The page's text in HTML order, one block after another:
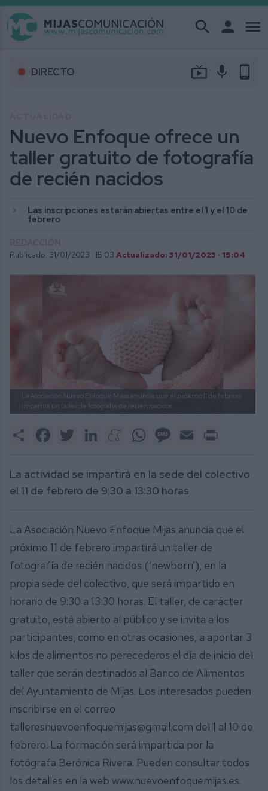
search person menu
DIRECTO live_tv mic phone_android
Nuevo Enfoque ofrece un
taller gratuito de fotografía
de recién nacidos
Las inscripciones estarán abiertas entre el 1 y el 10 de
febrero
Publicado: 31/01/2023 · 15:03 Actualizado: 31/01/2023 · 15:04
La Asociación Nuevo Enfoque Mijas anuncia que el próximo 11 de febrero
impartirá un taller de fotografía de recién nacidos.
Share FacebookTwitter LinkedInMeneameWhatsAppMessage
Email
La actividad se impartirá en la sede del colectivo
el 11 de febrero de 9:30 a 13:30 horas
La Asociación Nuevo Enfoque Mijas anuncia que el
próximo 11 de febrero impartirá un taller de
fotografía de recién nacidos (‘newborn’), en la
propia sede del colectivo, que será impartido en
horario de 9:30 a 13:30 horas. El taller, de carácter
gratuito, está abierto al público y se invita a los
participantes, como en otras ocasiones, a aportar 3
kilos de alimentos no perecederos el día de inicio del
taller que serán destinados al Banco de Alimentos
del Ayuntamiento de Mijas. Los interesados pueden
inscribirse en el correo
talleresnuevoenfoquemijas@gmail.com del 1 al 10 de
febrero. La formación será impartida por la
fotógrafa Berónica Rivera. Pueden consultar todos
los detalles en la web www.nuevoenfoquemijas.es.